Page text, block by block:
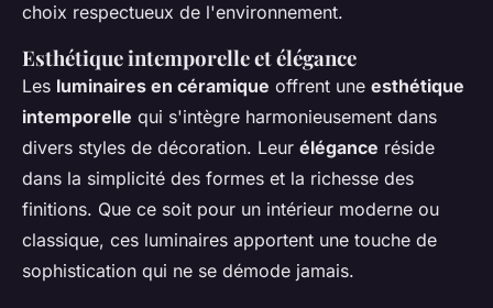
choix respectueux de l'environnement.
Esthétique intemporelle et élégance
Les luminaires en céramique offrent une esthétique
intemporelle qui s'intègre harmonieusement dans
divers styles de décoration. Leur élégance réside
dans la simplicité des formes et la richesse des
finitions. Que ce soit pour un intérieur moderne ou
classique, ces luminaires apportent une touche de
sophistication qui ne se démode jamais.